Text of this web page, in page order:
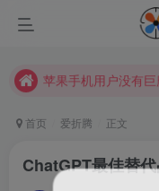
苹果手机用户没有
苹果手机用户没有
首页 爱折腾 正文
ChatGPT最佳替